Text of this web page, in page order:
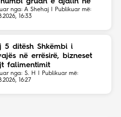
nga: A Shehaj | Publikuar më:
16:33
5 ditësh Shkëmbi i
në errësirë, bizneset
falimentimit
nga: S. H | Publikuar më:
16:27